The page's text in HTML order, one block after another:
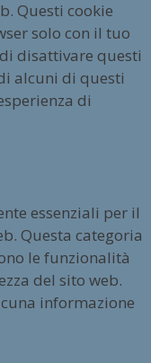
Questi cookie
solo con il tuo
disattivare questi
alcuni di questi
di
essenziali per il
Questa categoria
le funzionalità
del sito web.
informazione